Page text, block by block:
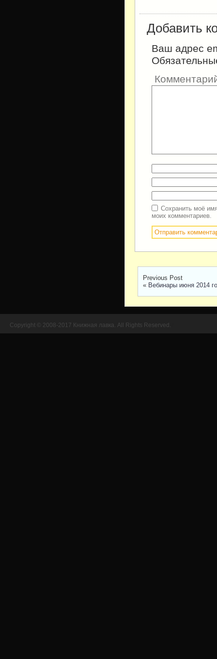
Добавить
Ваш адрес
Сохранить моё
моих комментариев.
Previous Post
« Вебинары июня 2014
Copyright © 2008-2017 Книжная лавка. All Rights Reserved.